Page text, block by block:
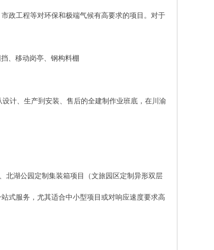
政工程等对环保和极端气候有高要求的项目。对于
、移动岗亭、钢构料棚
计、生产到安装、售后的全建制作业班底，在川渝
北湖公园定制集装箱项目（文旅园区定制异形双层
式服务，尤其适合中小型项目或对响应速度要求高